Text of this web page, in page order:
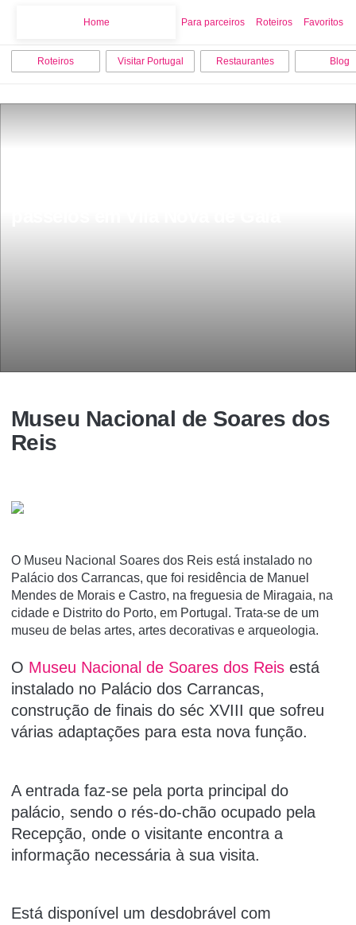
Home Para parceiros Roteiros Favoritos
Roteiros Visitar Portugal Restaurantes Blog
Museu Nacional de Soares dos
Reis
O Museu Nacional Soares dos Reis está instalado no
Palácio dos Carrancas, que foi residência de Manuel
Mendes de Morais e Castro, na freguesia de Miragaia, na
cidade e Distrito do Porto, em Portugal. Trata-se de um
museu de belas artes, artes decorativas e arqueologia.
O Museu Nacional de Soares dos Reis está
instalado no Palácio dos Carrancas,
construção de finais do séc XVIII que sofreu
várias adaptações para esta nova função.
A entrada faz-se pela porta principal do
palácio, sendo o rés-do-chão ocupado pela
Recepção, onde o visitante encontra a
informação necessária à sua visita.
Está disponível um desdobrável com